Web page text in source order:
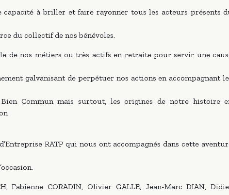
capacité à briller et faire rayonner tous les acteurs présents
du collectif de nos bénévoles.
de nos métiers ou très actifs en retraite pour servir une
galvanisant de perpétuer nos actions en accompagnant
Commun mais surtout, les origines de notre histoire
RATP qui nous ont accompagnés dans cette
Fabienne CORADIN, Olivier GALLE, Jean-Marc DIAN,